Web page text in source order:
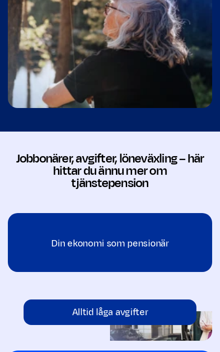
Jobbonärer, avgifter, löneväxling – här
hittar du ännu mer om
tjänstepension
Din ekonomi som pensionär
Alltid låga avgifter